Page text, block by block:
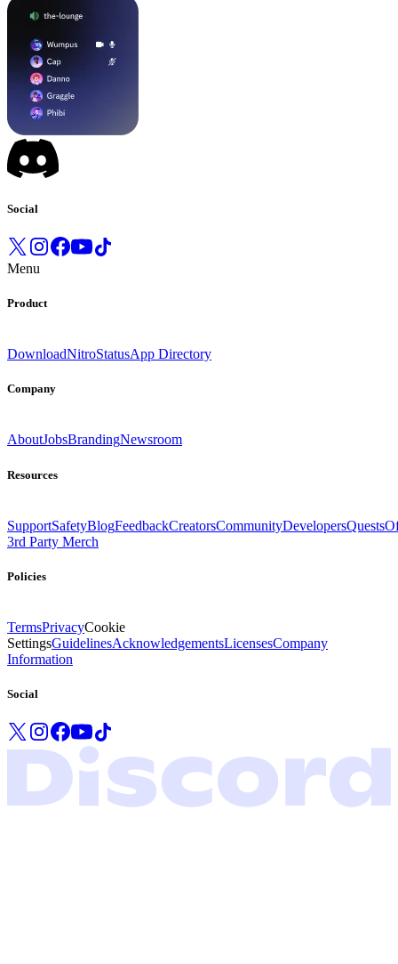
Social
Menu
Product
DownloadNitroStatusApp Directory
Company
AboutJobsBrandingNewsroom
Resources
SupportSafetyBlogFeedbackCreatorsCommunityDevelopersQuests
3rd Party Merch
Policies
TermsPrivacyCookie
SettingsGuidelinesAcknowledgementsLicensesCompany
Information
Social